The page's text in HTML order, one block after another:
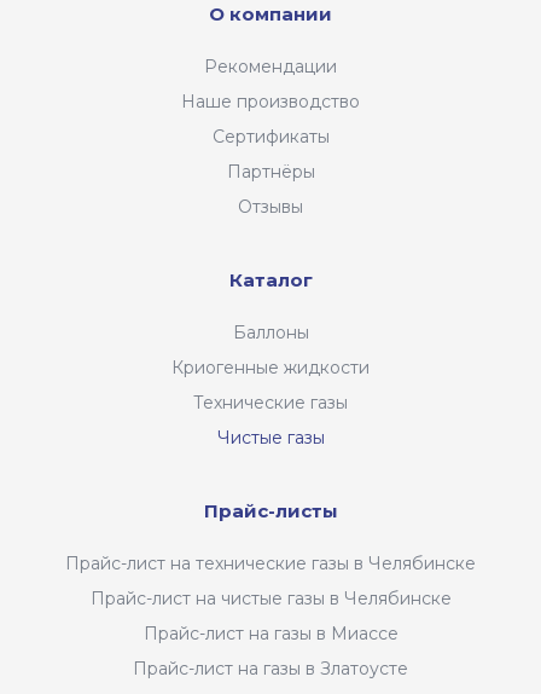
О компании
Рекомендации
Наше производство
Сертификаты
Партнёры
Отзывы
Каталог
Баллоны
Криогенные жидкости
Технические газы
Чистые газы
Прайс-листы
Прайс-лист на технические газы в Челябинске
Прайс-лист на чистые газы в Челябинске
Прайс-лист на газы в Миассе
Прайс-лист на газы в Златоусте